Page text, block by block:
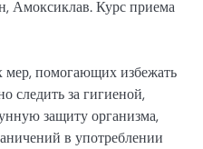
Амоксиклав. Курс приема
мер, помогающих избежать
следить за гигиеной,
защиту организма,
в употреблении